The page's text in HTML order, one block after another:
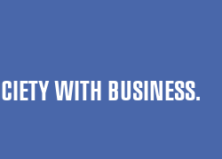
WITH BUSINESS.